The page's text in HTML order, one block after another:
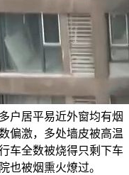
户居平易近外窗均有烟
偏激，多处墙皮被高温
车全数被烧得只剩下车
也被烟熏火燎过。